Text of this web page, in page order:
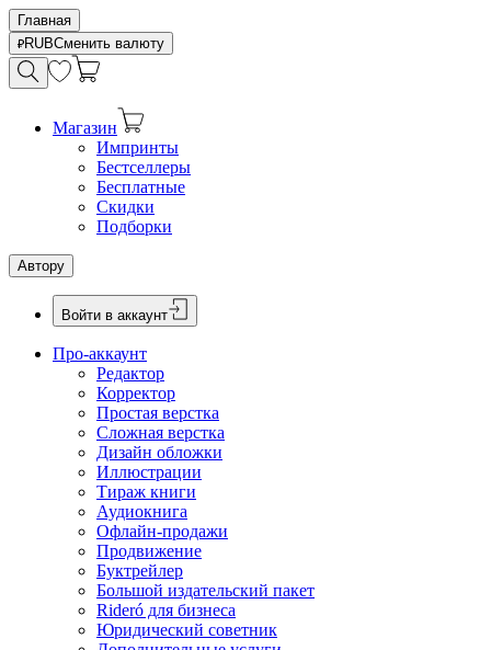
Главная
RUBСменить валюту
Магазин
Импринты
Бестселлеры
Бесплатные
Скидки
Подборки
Автору
Войти в аккаунт
Про-аккаунт
Редактор
Корректор
Простая верстка
Сложная верстка
Дизайн обложки
Иллюстрации
Тираж книги
Аудиокнига
Офлайн-продажи
Продвижение
Буктрейлер
Большой издательский пакет
Rideró для бизнеса
Юридический советник